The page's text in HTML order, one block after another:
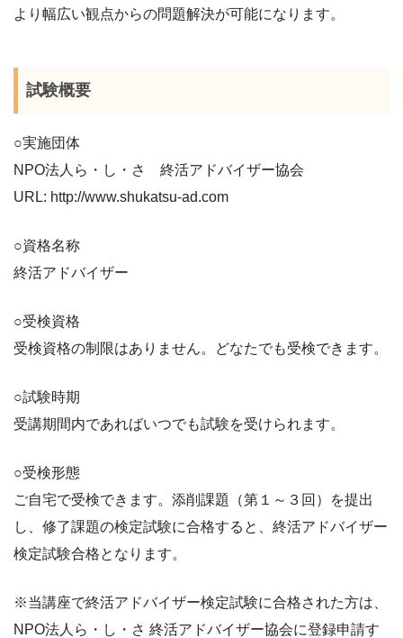
より幅広い観点からの問題解決が可能になります。
試験概要
○実施団体
NPO法人ら・し・さ 終活アドバイザー協会
URL: http://www.shukatsu-ad.com
○資格名称
終活アドバイザー
○受検資格
受検資格の制限はありません。どなたでも受検できます。
○試験時期
受講期間内であればいつでも試験を受けられます。
○受検形態
ご自宅で受検できます。添削課題（第１～３回）を提出
し、修了課題の検定試験に合格すると、終活アドバイザー
検定試験合格となります。
※当講座で終活アドバイザー検定試験に合格された方は、
NPO法人ら・し・さ 終活アドバイザー協会に登録申請す